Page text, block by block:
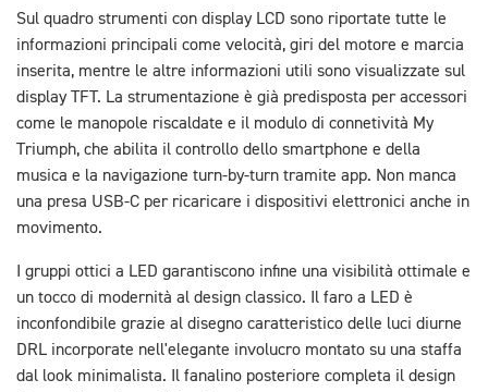
Sul quadro strumenti con display LCD sono riportate tutte le
informazioni principali come velocità, giri del motore e marcia
inserita, mentre le altre informazioni utili sono visualizzate sul
display TFT. La strumentazione è già predisposta per accessori
come le manopole riscaldate e il modulo di connetività My
Triumph, che abilita il controllo dello smartphone e della
musica e la navigazione turn-by-turn tramite app. Non manca
una presa USB-C per ricaricare i dispositivi elettronici anche in
movimento.
I gruppi ottici a LED garantiscono infine una visibilità ottimale e
un tocco di modernità al design classico. Il faro a LED è
inconfondibile grazie al disegno caratteristico delle luci diurne
DRL incorporate nell'elegante involucro montato su una staffa
dal look minimalista. Il fanalino posteriore completa il design